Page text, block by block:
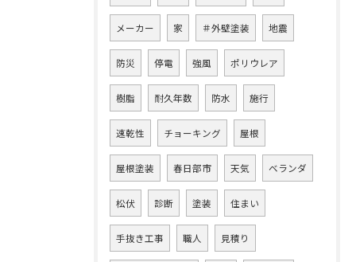
メーカー 家 ＃外壁塗装 地震
防災 停電 強風 ポリウレア
樹脂 耐久年数 防水 施行
速乾性 チョーキング 屋根
屋根塗装 春日部市 天気 ベランダ
松伏 診断 塗装 住まい
手抜き工事 職人 見積り